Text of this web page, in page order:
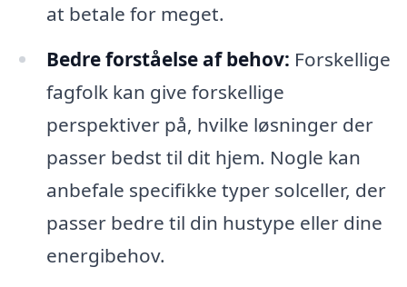
at betale for meget.
Bedre forståelse af behov: Forskellige
fagfolk kan give forskellige
perspektiver på, hvilke løsninger der
passer bedst til dit hjem. Nogle kan
anbefale specifikke typer solceller, der
passer bedre til din hustype eller dine
energibehov.